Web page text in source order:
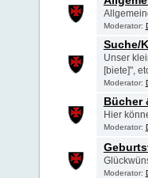
Moderator:
Suche/
Unser
[biete]",
Moderator:
Bücher
Hier
Moderator:
Moderator: